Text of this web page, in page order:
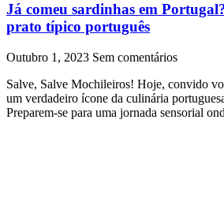
Já comeu sardinhas em
prato típico português
Outubro 1, 2023 Sem comentários
Salve, Salve Mochileiros! Hoje, convido
um verdadeiro ícone da culinária
Preparem-se para uma jornada sensorial